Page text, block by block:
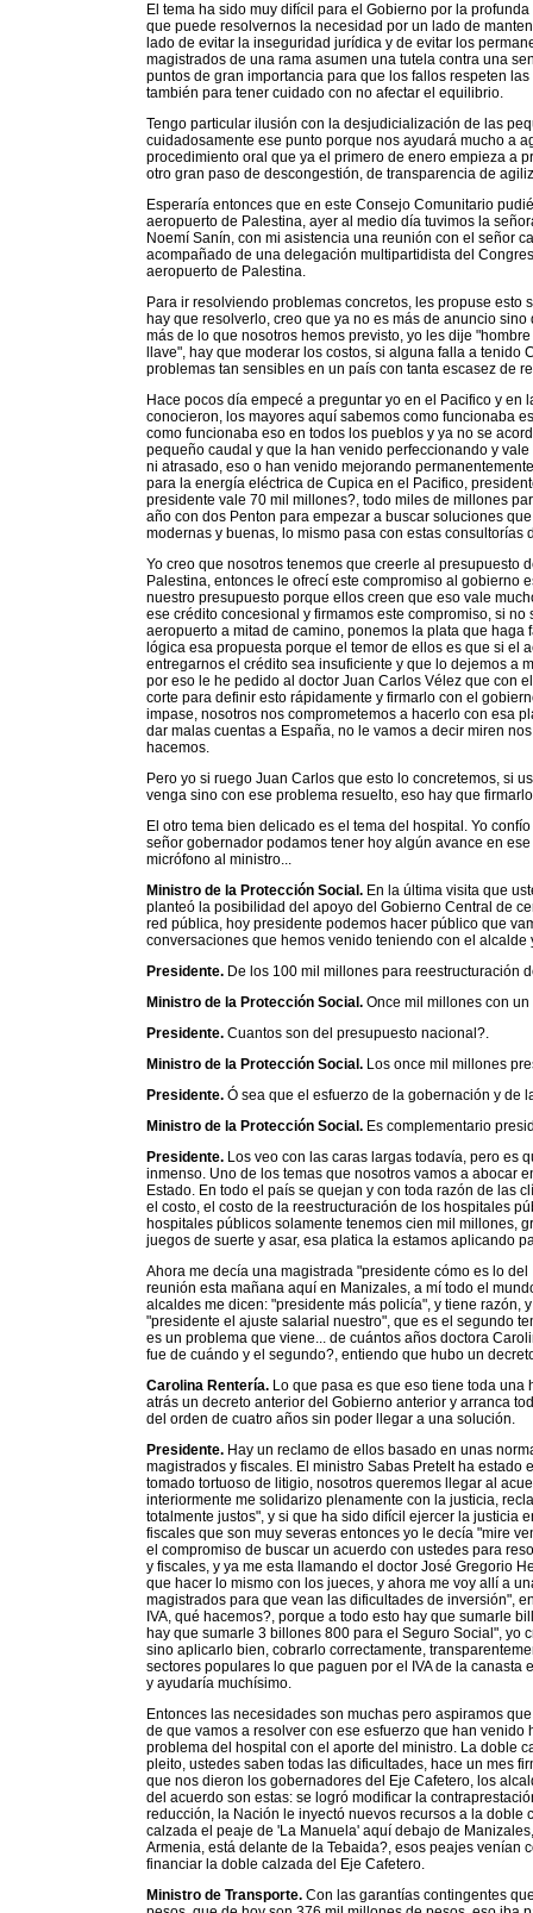
El tema ha sido muy difícil para el Gobierno por la
que puede resolvernos la necesidad por un lado de
lado de evitar la inseguridad jurídica y de evitar los
magistrados de una rama asumen una tutela contra una
puntos de gran importancia para que los fallos respeten
también para tener cuidado con no afectar el equilibrio.
Tengo particular ilusión con la desjudicialización de las
cuidadosamente ese punto porque nos ayudará mucho a
procedimiento oral que ya el primero de enero empieza a
otro gran paso de descongestión, de transparencia de
Esperaría entonces que en este Consejo Comunitario
aeropuerto de Palestina, ayer al medio día tuvimos la
Noemí Sanín, con mi asistencia una reunión con el señor
acompañado de una delegación multipartidista del
aeropuerto de Palestina.
Para ir resolviendo problemas concretos, les propuse
hay que resolverlo, creo que ya no es más de anuncio
más de lo que nosotros hemos previsto, yo les dije
llave", hay que moderar los costos, si alguna falla a
problemas tan sensibles en un país con tanta escasez de
Hace pocos día empecé a preguntar yo en el Pacifico y
conocieron, los mayores aquí sabemos como funcionaba
como funcionaba eso en todos los pueblos y ya no se
pequeño caudal y que la han venido perfeccionando y
ni atrasado, eso o han venido mejorando
para la energía eléctrica de Cupica en el Pacifico,
presidente vale 70 mil millones?, todo miles de millones
año con dos Penton para empezar a buscar soluciones
modernas y buenas, lo mismo pasa con estas consultorías
Yo creo que nosotros tenemos que creerle al presupuesto
Palestina, entonces le ofrecí este compromiso al gobierno
nuestro presupuesto porque ellos creen que eso vale
ese crédito concesional y firmamos este compromiso, si
aeropuerto a mitad de camino, ponemos la plata que
lógica esa propuesta porque el temor de ellos es que si el
entregarnos el crédito sea insuficiente y que lo dejemos a
por eso le he pedido al doctor Juan Carlos Vélez que con
corte para definir esto rápidamente y firmarlo con el
impase, nosotros nos comprometemos a hacerlo con esa
dar malas cuentas a España, no le vamos a decir miren
hacemos.
Pero yo si ruego Juan Carlos que esto lo concretemos, si
venga sino con ese problema resuelto, eso hay que
El otro tema bien delicado es el tema del hospital. Yo
señor gobernador podamos tener hoy algún avance en
micrófono al ministro...
Ministro de la Protección Social. En la última visita que
planteó la posibilidad del apoyo del Gobierno Central de
red pública, hoy presidente podemos hacer público que
conversaciones que hemos venido teniendo con el alcalde
Presidente. De los 100 mil millones para reestructuración
Ministro de la Protección Social. Once mil millones con
Presidente. Cuantos son del presupuesto nacional?.
Ministro de la Protección Social. Los once mil millones
Presidente. Ó sea que el esfuerzo de la gobernación y de
Ministro de la Protección Social. Es complementario
Presidente. Los veo con las caras largas todavía, pero es
inmenso. Uno de los temas que nosotros vamos a abocar
Estado. En todo el país se quejan y con toda razón de las
el costo, el costo de la reestructuración de los hospitales
hospitales públicos solamente tenemos cien mil millones,
juegos de suerte y asar, esa platica la estamos aplicando
Ahora me decía una magistrada "presidente cómo es lo
reunión esta mañana aquí en Manizales, a mí todo el
alcaldes me dicen: "presidente más policía", y tiene razón,
"presidente el ajuste salarial nuestro", que es el segundo
es un problema que viene... de cuántos años doctora
fue de cuándo y el segundo?, entiendo que hubo un
Carolina Rentería. Lo que pasa es que eso tiene toda
atrás un decreto anterior del Gobierno anterior y arranca
del orden de cuatro años sin poder llegar a una solución.
Presidente. Hay un reclamo de ellos basado en unas
magistrados y fiscales. El ministro Sabas Pretelt ha
tomado tortuoso de litigio, nosotros queremos llegar al
interiormente me solidarizo plenamente con la justicia,
totalmente justos", y si que ha sido difícil ejercer la justicia
fiscales que son muy severas entonces yo le decía "mire
el compromiso de buscar un acuerdo con ustedes para
y fiscales, y ya me esta llamando el doctor José Gregorio
que hacer lo mismo con los jueces, y ahora me voy allí a
magistrados para que vean las dificultades de inversión",
IVA, qué hacemos?, porque a todo esto hay que sumarle
hay que sumarle 3 billones 800 para el Seguro Social", yo
sino aplicarlo bien, cobrarlo correctamente,
sectores populares lo que paguen por el IVA de la
y ayudaría muchísimo.
Entonces las necesidades son muchas pero aspiramos
de que vamos a resolver con ese esfuerzo que han
problema del hospital con el aporte del ministro. La doble
pleito, ustedes saben todas las dificultades, hace un mes
que nos dieron los gobernadores del Eje Cafetero, los
del acuerdo son estas: se logró modificar la
reducción, la Nación le inyectó nuevos recursos a la
calzada el peaje de 'La Manuela' aquí debajo de
Armenia, está delante de la Tebaida?, esos peajes venían
financiar la doble calzada del Eje Cafetero.
Ministro de Transporte. Con las garantías contingentes